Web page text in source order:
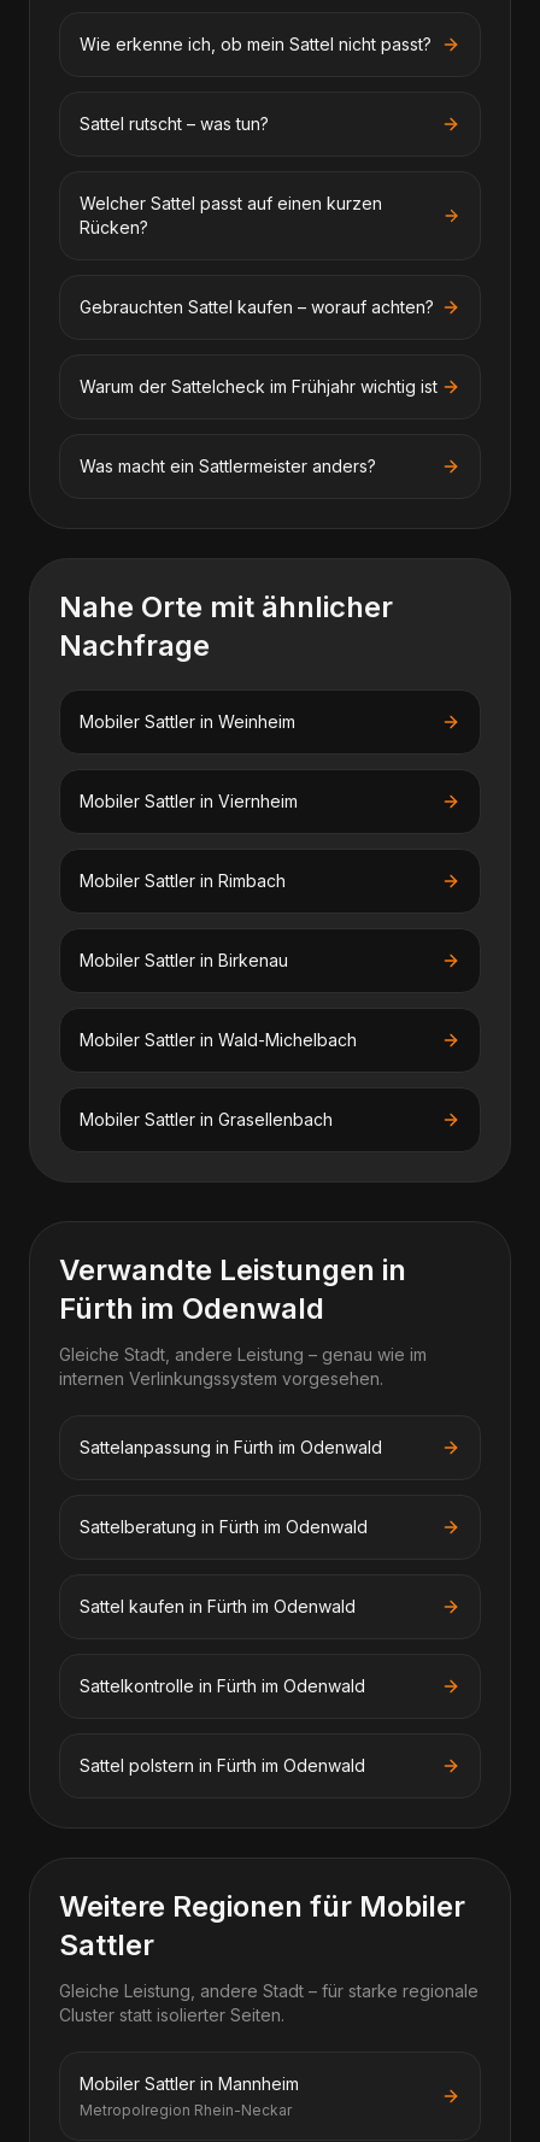
Wie erkenne ich, ob mein Sattel nicht passt?
Sattel rutscht – was tun?
Welcher Sattel passt auf einen kurzen
Rücken?
Gebrauchten Sattel kaufen – worauf achten?
Warum der Sattelcheck im Frühjahr wichtig ist
Was macht ein Sattlermeister anders?
Nahe Orte mit ähnlicher
Nachfrage
Mobiler Sattler in Weinheim
Mobiler Sattler in Viernheim
Mobiler Sattler in Rimbach
Mobiler Sattler in Birkenau
Mobiler Sattler in Wald-Michelbach
Mobiler Sattler in Grasellenbach
Verwandte Leistungen in
Fürth im Odenwald
Gleiche Stadt, andere Leistung – genau wie im
internen Verlinkungssystem vorgesehen.
Sattelanpassung in Fürth im Odenwald
Sattelberatung in Fürth im Odenwald
Sattel kaufen in Fürth im Odenwald
Sattelkontrolle in Fürth im Odenwald
Sattel polstern in Fürth im Odenwald
Weitere Regionen für Mobiler
Sattler
Gleiche Leistung, andere Stadt – für starke regionale
Cluster statt isolierter Seiten.
Mobiler Sattler in Mannheim
Metropolregion Rhein-Neckar